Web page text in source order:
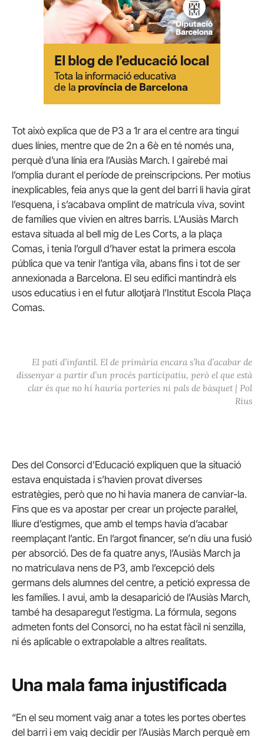
Tot això explica que de P3 a 1r ara el centre ara tingui
dues línies, mentre que de 2n a 6è en té només una,
perquè d’una línia era l’Ausiàs March. I gairebé mai
l’omplia durant el període de preinscripcions. Per motius
inexplicables, feia anys que la gent del barri li havia girat
l’esquena, i s’acabava omplint de matrícula viva, sovint
de famílies que vivien en altres barris. L’Ausiàs March
estava situada al bell mig de Les Corts, a la plaça
Comas, i tenia l’orgull d’haver estat la primera escola
pública que va tenir l’antiga vila, abans fins i tot de ser
annexionada a Barcelona. El seu edifici mantindrà els
usos educatius i en el futur allotjarà l’Institut Escola Plaça
Comas.
El pati d’infantil. El de primària encara s’ha d’acabar de
dissenyar a partir d’un procés participatiu, però el que està
clar és que no hi hauria porteries ni pals de bàsquet | Pol
Rius
Des del Consorci d’Educació expliquen que la situació
estava enquistada i s’havien provat diverses
estratègies, però que no hi havia manera de canviar-la.
Fins que es va apostar per crear un projecte paral·lel,
lliure d’estigmes, que amb el temps havia d’acabar
reemplaçant l’antic. En l’argot financer, se’n diu una fusió
per absorció. Des de fa quatre anys, l’Ausiàs March ja
no matriculava nens de P3, amb l’excepció dels
germans dels alumnes del centre, a petició expressa de
les famílies. I avui, amb la desaparició de l’Ausiàs March,
també ha desaparegut l’estigma. La fórmula, segons
admeten fonts del Consorci, no ha estat fàcil ni senzilla,
ni és aplicable o extrapolable a altres realitats.
Una mala fama injustificada
“En el seu moment vaig anar a totes les portes obertes
del barri i em vaig decidir per l’Ausiàs March perquè em